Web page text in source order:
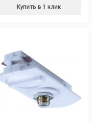
Купить в 1 клик